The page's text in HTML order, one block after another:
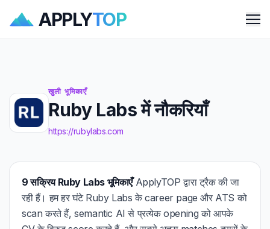
APPLYTOP
खुली भूमिकाएँ
Ruby Labs में नौकरियाँ
https://rubylabs.com
9 सक्रिय Ruby Labs भूमिकाएँApplyTOP द्वारा ट्रैक की जा
रही हैं। हम हर घंटे Ruby Labs के career page और ATS को
scan करते हैं, semantic AI से प्रत्येक opening को आपके